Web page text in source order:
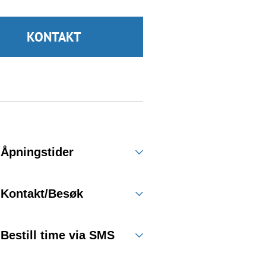
KONTAKT
Åpningstider
Kontakt/Besøk
Bestill time via SMS